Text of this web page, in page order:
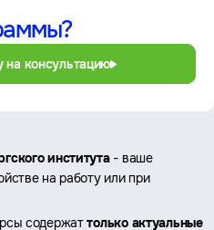
на консультацию
института- ваше
на работу или при
содержаттолько актуальные